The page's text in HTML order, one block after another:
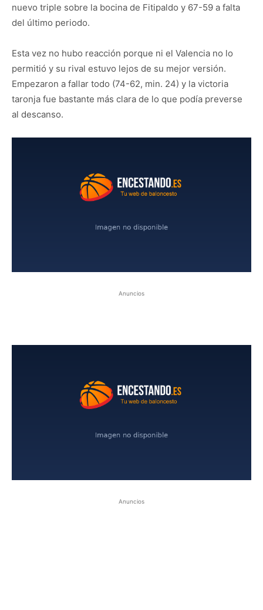
nuevo triple sobre la bocina de Fitipaldo y 67-59 a falta
del último periodo.
Esta vez no hubo reacción porque ni el Valencia no lo
permitió y su rival estuvo lejos de su mejor versión.
Empezaron a fallar todo (74-62, min. 24) y la victoria
taronja fue bastante más clara de lo que podía preverse
al descanso.
Anuncios
Anuncios